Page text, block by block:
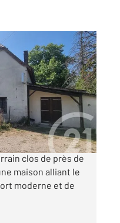
avec goût Environ
clos de près de
maison alliant le
moderne et de